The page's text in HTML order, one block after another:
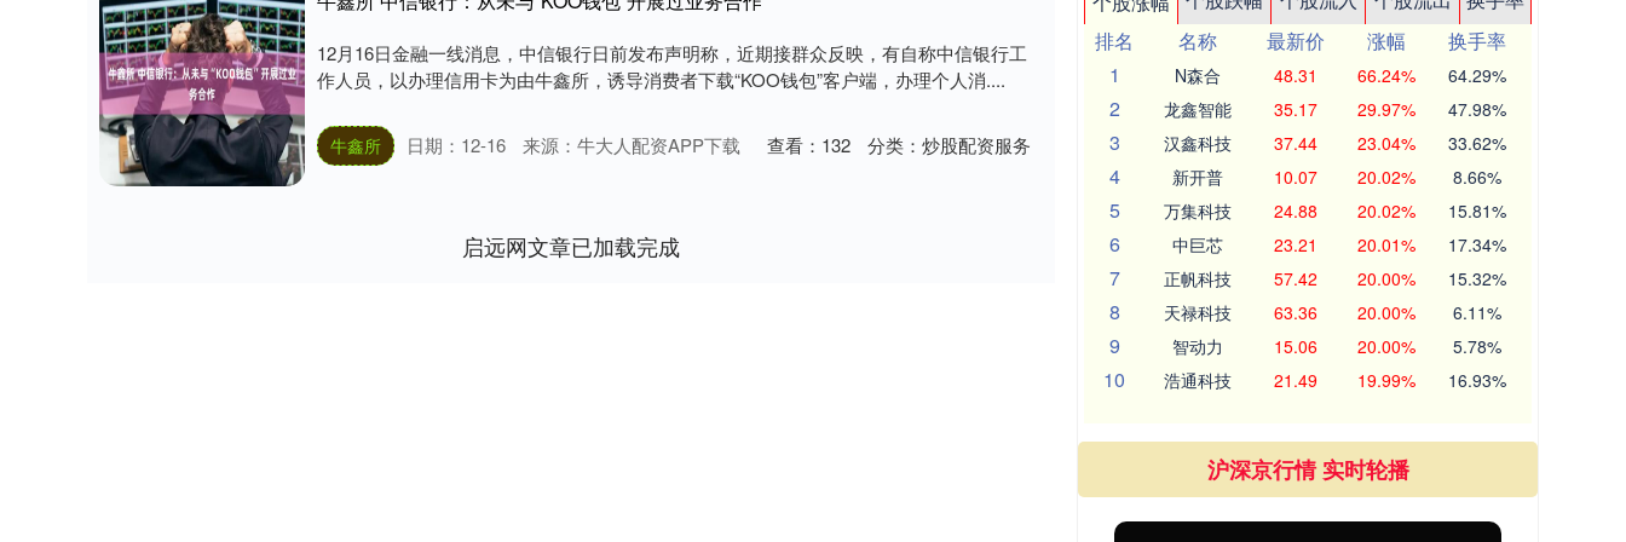
12月16日金融一线消息，中信银行日前发布声明称，近期接群众反映，有自称中信银行工
作人员，以办理信用卡为由牛鑫所，诱导消费者下载“KOO钱包”客户端，办理个人消....
牛鑫所 日期：12-16 来源：牛大人配资APP下载 查看： 132 分类： 炒股配资服务
启远网文章已加载完成
排名
名称 最新价 涨幅
换手率
1
N森合 48.31 66.24% 64.29%
2 龙鑫智能 35.17 29.97% 47.98%
3 汉鑫科技 37.44 23.04% 33.62%
4 新开普 10.07 20.02% 8.66%
5 万集科技 24.88 20.02% 15.81%
6 中巨芯 23.21 20.01% 17.34%
7 正帆科技 57.42 20.00% 15.32%
8 天禄科技 63.36 20.00% 6.11%
9 智动力 15.06 20.00% 5.78%
10 浩通科技 21.49 19.99% 16.93%
沪深京行情 实时轮播